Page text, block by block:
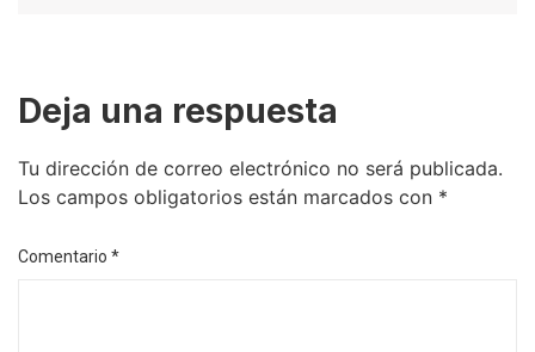
Deja una respuesta
Tu dirección de correo electrónico no será publicada.
Los campos obligatorios están marcados con *
Comentario *